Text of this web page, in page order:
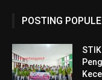
POSTING